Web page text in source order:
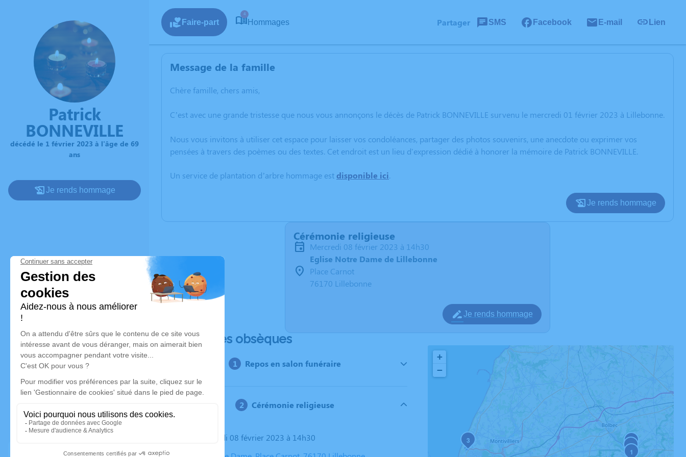
Patrick
BONNEVILLE
décédé le 1 février 2023 à l'âge de 69
ans
Je rends hommage
Faire-part
4
Hommages Partager SMS Facebook E-mail Lien
Message de la famille
Chère famille, chers amis,
C’est avec une grande tristesse que nous vous annonçons le décès de Patrick BONNEVILLE survenu le mercredi 01 février 2023 à Lillebonne.
Nous vous invitons à utiliser cet espace pour laisser vos condoléances, partager des photos souvenirs, une anecdote ou exprimer vos
pensées à travers des poèmes ou des textes. Cet endroit est un lieu d'expression dédié à honorer la mémoire de Patrick BONNEVILLE.
Un service de plantation d’arbre hommage estdisponible ici.
Je rends hommage
Cérémonie religieuse
mercredi 08 février 2023 à 14h30
Eglise Notre Dame de Lillebonne
Place Carnot
76170 Lillebonne
Je rends hommage
Déroulé des obsèques
Repos en salon funéraire
Cérémonie religieuse
Le mercredi 08 février 2023 à 14h30
1
2
3 4
+
−